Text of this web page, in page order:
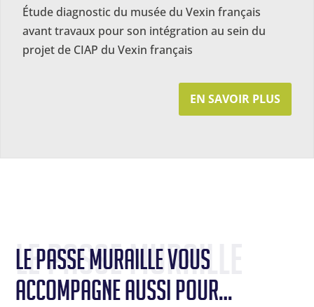
Étude diagnostic du musée du Vexin français
avant travaux pour son intégration au sein du
projet de CIAP du Vexin français
EN SAVOIR PLUS
Le Passe Muraille
Le Passe Muraille vous
accompagne aussi pour…